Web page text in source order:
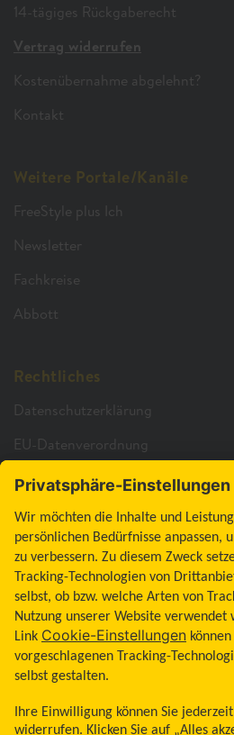
14-tägiges Rückgaberecht
Vertrag widerrufen
Kostenübernahme abgelehnt?
Kontakt
Weitere Portale/Kanäle
FreeStyle plus Ich
Newsletter
Fachkreise
Abbott
Rechtliches
Datenschutzerklärung
EU-Datenverordnung
Cookie-Richtlinie
Cookie-Einstellungen
Barrierefreiheitserklärung
Allgemeine Geschäftsbedingungen
Impressum
Land ändern